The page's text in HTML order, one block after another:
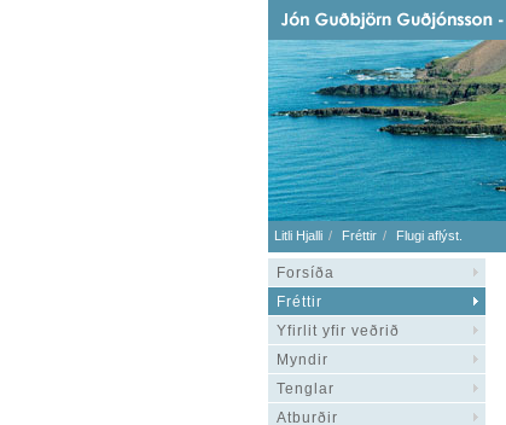
Litli Hjalli Fréttir Flugi aflýst.
Forsíða
Fréttir
Yfirlit yfir veðrið
Myndir
Tenglar
Atburðir